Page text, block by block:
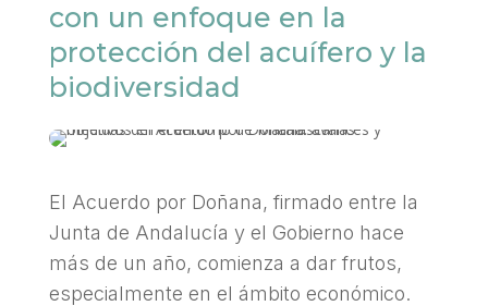
con un enfoque en la
protección del acuífero y la
biodiversidad
El Acuerdo por Doñana, firmado entre la
Junta de Andalucía y el Gobierno hace
más de un año, comienza a dar frutos,
especialmente en el ámbito económico.